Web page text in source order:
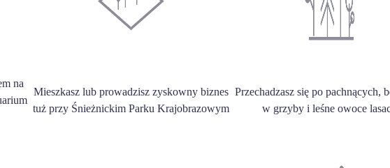
na
Mieszkasz lub prowadzisz zyskowny biznes
tuż przy Śnieżnickim Parku Krajobrazowym
Przechadzasz się po pachnących,
w grzyby i leśne owoce